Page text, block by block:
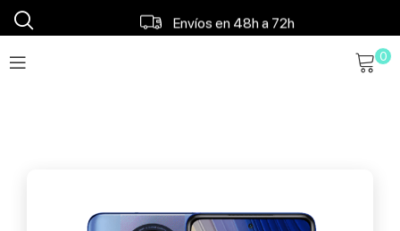
Financiamos tu móvil
0